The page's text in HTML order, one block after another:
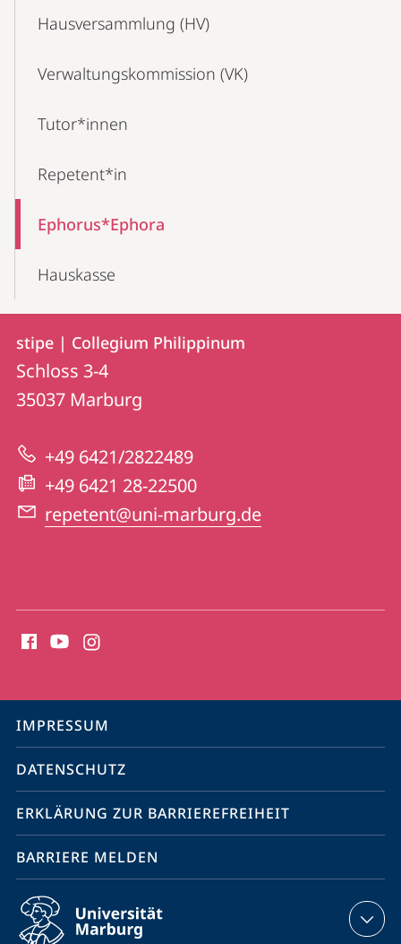
Hausversammlung (HV)
Verwaltungskommission (VK)
Tutor*innen
Repetent*in
Ephorus*Ephora
Hauskasse
Kontakt
und
Informationen
zur
Website
Kontaktinformationen
stipe
|
Collegium
Philippinum
stipe | Collegium Philippinum
Schloss 3-4
35037 Marburg
+49 6421/2822489
+49 6421 28-22500
repetent@uni-marburg.de
Media
Service-
Navigation
IMPRESSUM
DATENSCHUTZ
ERKLÄRUNG ZUR BARRIEREFREIHEIT
BARRIERE MELDEN